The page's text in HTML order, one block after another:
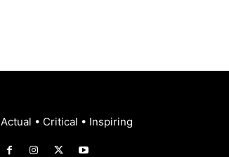
Actual • Critical • Inspiring